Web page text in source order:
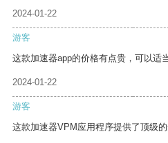
2024-01-22
游客
这款加速器app的价格有点贵，可以适
2024-01-22
游客
这款加速器VPM应用程序提供了顶级的